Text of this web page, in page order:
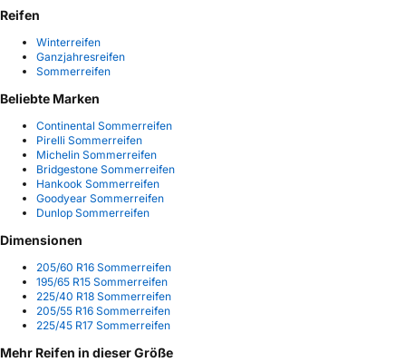
Reifen
Winterreifen
Ganzjahresreifen
Sommerreifen
Beliebte Marken
Continental Sommerreifen
Pirelli Sommerreifen
Michelin Sommerreifen
Bridgestone Sommerreifen
Hankook Sommerreifen
Goodyear Sommerreifen
Dunlop Sommerreifen
Dimensionen
205/60 R16 Sommerreifen
195/65 R15 Sommerreifen
225/40 R18 Sommerreifen
205/55 R16 Sommerreifen
225/45 R17 Sommerreifen
Mehr Reifen in dieser Größe